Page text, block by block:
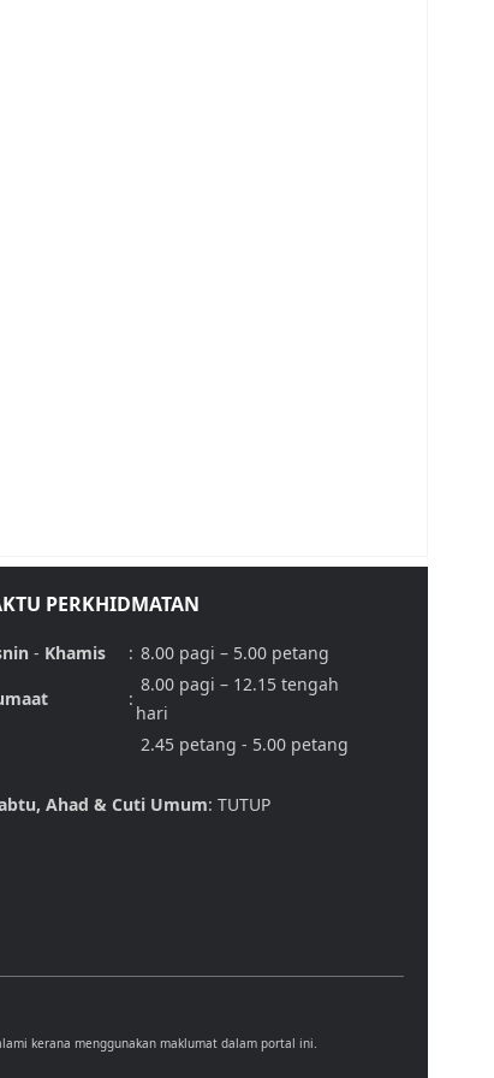
PERKHIDMATAN
- Khamis : 8.00 pagi – 5.00 petang
:
8.00 pagi – 12.15 tengah
hari
2.45 petang - 5.00 petang
Ahad & Cuti Umum: TUTUP
kerana menggunakan maklumat dalam portal ini.